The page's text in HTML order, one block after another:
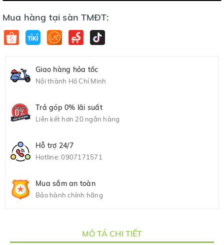
Mua hàng tại sàn TMĐT:
Giao hàng hỏa tốc
Nội thành Hồ Chí Minh
Trả góp 0% lãi suất
Liên kết hơn 20 ngân hàng
Hỗ trợ 24/7
Hotline:0907171571
Mua sắm an toàn
Bảo hành chính hãng
MÔ TẢ CHI TIẾT